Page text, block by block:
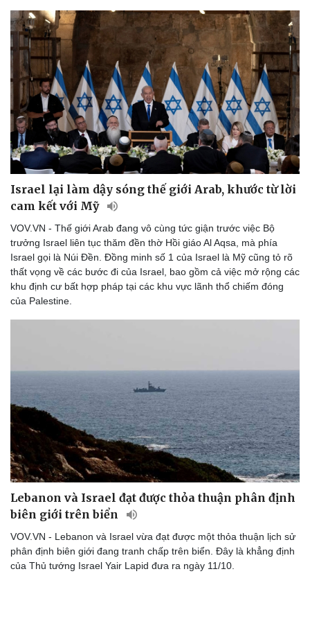
Thể thao
Bóng đá
Lịch thi đấu bóng đá
Thế giới thể thao
eSports
Hậu trường
Ô tô - Xe máy
Ô tô
Xe máy
Tư vấn
Israel lại làm dậy sóng thế giới Arab, khước từ lời
cam kết với Mỹ
VOV.VN - Thế giới Arab đang vô cùng tức giận trước việc Bộ
trưởng Israel liên tục thăm đền thờ Hồi giáo Al Aqsa, mà phía
Israel gọi là Núi Đền. Đồng minh số 1 của Israel là Mỹ cũng tỏ rõ
thất vọng về các bước đi của Israel, bao gồm cả việc mở rộng các
khu định cư bất hợp pháp tại các khu vực lãnh thổ chiếm đóng
của Palestine.
Lebanon và Israel đạt được thỏa thuận phân định
biên giới trên biển
VOV.VN - Lebanon và Israel vừa đạt được một thỏa thuận lịch sử
phân định biên giới đang tranh chấp trên biển. Đây là khẳng định
của Thủ tướng Israel Yair Lapid đưa ra ngày 11/10.